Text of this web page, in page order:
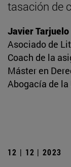
tasación de
Javier Tarjuelo
Asociado de
Coach de la
Máster en
Abogacía de
12 | 12 | 2023